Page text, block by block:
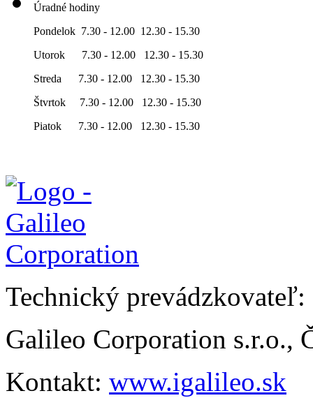
Úradné hodiny
Pondelok 7.30 - 12.00 12.30 - 15.30
Utorok 7.30 - 12.00 12.30 - 15.30
Streda 7.30 - 12.00 12.30 - 15.30
Štvrtok 7.30 - 12.00 12.30 - 15.30
Piatok 7.30 - 12.00 12.30 - 15.30
Technický prevádzkovateľ:
Galileo Corporation s.r.o.,
Kontakt: www.igalileo.sk